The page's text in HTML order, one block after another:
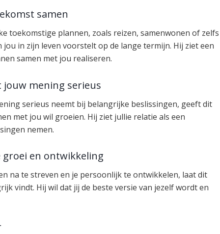
samen
toekomstige plannen, zoals reizen, samenwonen of zelfs
in zijn leven voorstelt op de lange termijn. Hij ziet een
samen met jou realiseren.
mening serieus
serieus neemt bij belangrijke beslissingen, geeft dit
met jou wil groeien. Hij ziet jullie relatie als een
nemen.
en ontwikkeling
na te streven en je persoonlijk te ontwikkelen, laat dit
vindt. Hij wil dat jij de beste versie van jezelf wordt en